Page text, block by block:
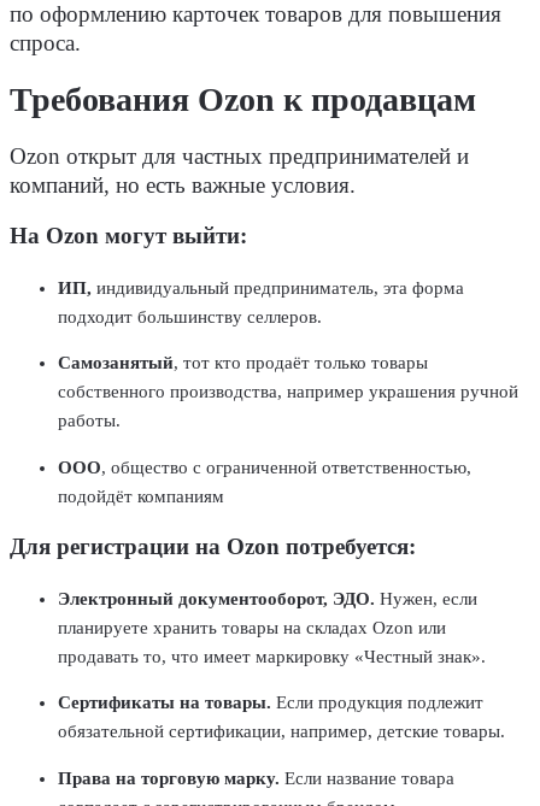
по оформлению карточек товаров для повышения
спроса.
Требования Ozon к продавцам
Ozon открыт для частных предпринимателей и
компаний, но есть важные условия.
На Ozon могут выйти:
ИП, индивидуальный предприниматель, эта форма
подходит большинству селлеров.
Самозанятый, тот кто продаёт только товары
собственного производства, например украшения ручной
работы.
ООО, общество с ограниченной ответственностью,
подойдёт компаниям
Для регистрации на Ozon потребуется:
Электронный документооборот, ЭДО. Нужен, если
планируете хранить товары на складах Ozon или
продавать то, что имеет маркировку «Честный знак».
Сертификаты на товары. Если продукция подлежит
обязательной сертификации, например, детские товары.
Права на торговую марку. Если название товара